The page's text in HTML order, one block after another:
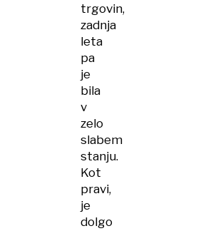
trgovin,
zadnja
leta
pa
je
bila
v
zelo
slabem
stanju.
Kot
pravi,
je
dolgo